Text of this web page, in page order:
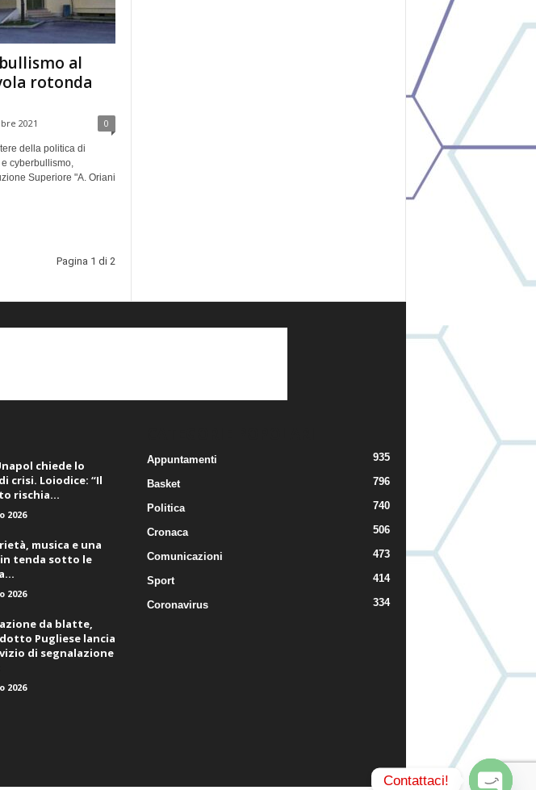
al
rotonda
2021 0
della politica di
cyberbullismo,
Superiore "A. Oriani
Pagina 1 di 2
chiede lo
crisi. Loiodice: “Il
rischia...
2026
musica e una
tenda sotto le
2026
da blatte,
Pugliese lancia
di segnalazione
2026
Appuntamenti 935
Basket 796
Politica 740
Cronaca 506
Comunicazioni 473
Sport 414
Coronavirus 334
Contattaci!